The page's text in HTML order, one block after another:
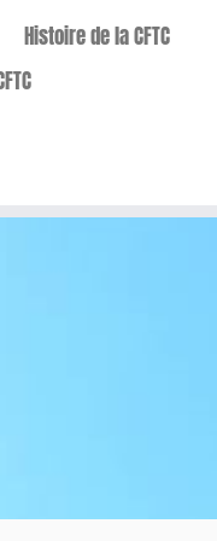
Histoire de la CFTC